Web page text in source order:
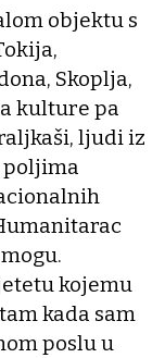
objektu s
Skoplja,
kulture pa
ljudi iz
poljima
kojemu
kada sam
poslu u